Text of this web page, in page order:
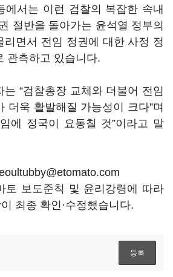
에서는 이런 검찰의 복잡한 속내
절반을 돌아가는 윤석열 정부의
리면서 전임 정권에 대한 사정 정
관측하고 있습니다.
는 “검찰총장 교체와 더불어 전임
더욱 활발해질 가능성이 크다”며
에 정국이 요동칠 것”이라고 말
토 보도준칙 및 윤리강령에 따라
최종 확인·수정했습니다.